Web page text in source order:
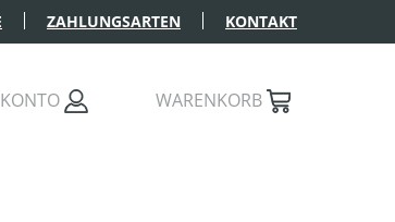
ZAHLUNGSARTEN KONTAKT
WARENKORB